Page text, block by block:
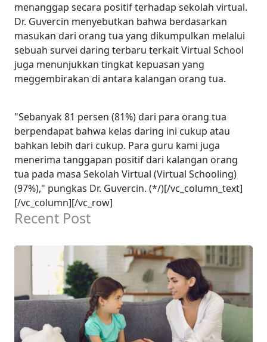
menanggap secara positif terhadap sekolah virtual.
Dr. Guvercin menyebutkan bahwa berdasarkan
masukan dari orang tua yang dikumpulkan melalui
sebuah survei daring terbaru terkait Virtual School
juga menunjukkan tingkat kepuasan yang
meggembirakan di antara kalangan orang tua.
"Sebanyak 81 persen (81%) dari para orang tua
berpendapat bahwa kelas daring ini cukup atau
bahkan lebih dari cukup. Para guru kami juga
menerima tanggapan positif dari kalangan orang
tua pada masa Sekolah Virtual (Virtual Schooling)
(97%)," pungkas Dr. Guvercin. (*/)[/vc_column_text]
[/vc_column][/vc_row]
Recent Post